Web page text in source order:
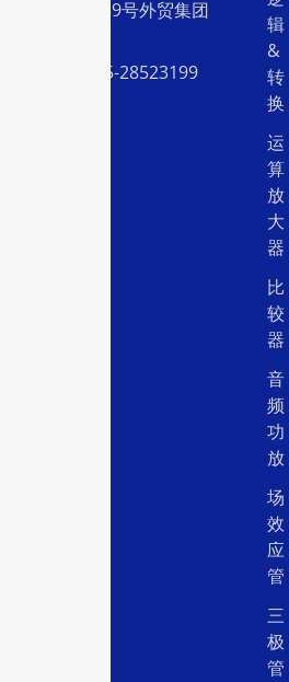
门中兴路239号外贸集团
电话：0755-28523199
辑
&
转
换
运
算
放
大
器
比
较
器
音
频
功
放
场
效
应
管
三
极
管